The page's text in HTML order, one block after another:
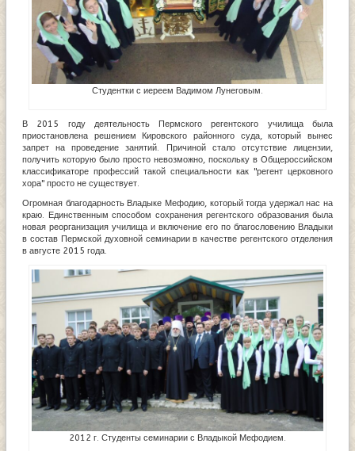
Студентки с иереем Вадимом Лунеговым.
В 2015 году деятельность Пермского регентского училища была
приостановлена решением Кировского районного суда, который вынес
запрет на проведение занятий. Причиной стало отсутствие лицензии,
получить которую было просто невозможно, поскольку в Общероссийском
классификаторе профессий такой специальности как "регент церковного
хора" просто не существует.
Огромная благодарность Владыке Мефодию, который тогда удержал нас на
краю. Единственным способом сохранения регентского образования была
новая реорганизация училища и включение его по благословению Владыки
в состав Пермской духовной семинарии в качестве регентского отделения
в августе 2015 года.
2012 г. Студенты семинарии с Владыкой Мефодием.